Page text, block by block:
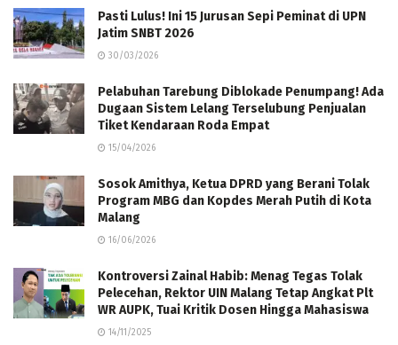
Pasti Lulus! Ini 15 Jurusan Sepi Peminat di UPN
Jatim SNBT 2026
30/03/2026
Pelabuhan Tarebung Diblokade Penumpang! Ada
Dugaan Sistem Lelang Terselubung Penjualan
Tiket Kendaraan Roda Empat
15/04/2026
Sosok Amithya, Ketua DPRD yang Berani Tolak
Program MBG dan Kopdes Merah Putih di Kota
Malang
16/06/2026
Kontroversi Zainal Habib: Menag Tegas Tolak
Pelecehan, Rektor UIN Malang Tetap Angkat Plt
WR AUPK, Tuai Kritik Dosen Hingga Mahasiswa
14/11/2025